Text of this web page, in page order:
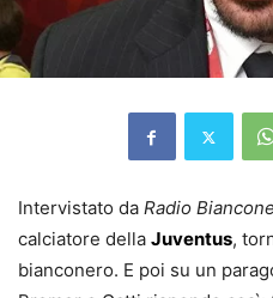
Intervistato da Radio
calciatore della Juventus,
bianconero. E poi su un